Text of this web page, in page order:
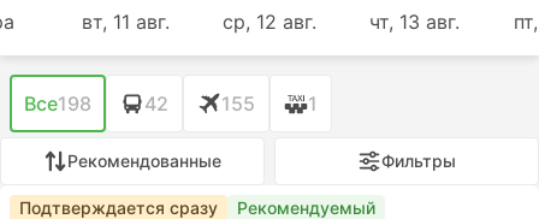
вт, 11 авг. ср, 12 авг. чт, 13 авг.
Все198 42 155 1
Рекомендованные Фильтры
Подтверждается сразу Рекомендуемый